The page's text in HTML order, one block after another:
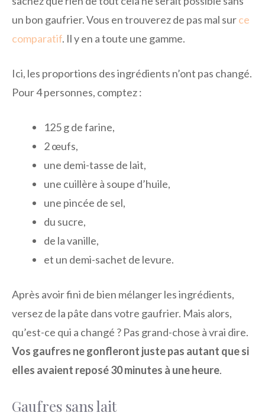
un bon gaufrier. Vous en trouverez de pas mal surce
comparatif. Il y en a toute une gamme.
Ici, les proportions des ingrédients n’ont pas changé.
Pour 4 personnes, comptez :
125 g de farine,
2 œufs,
une demi-tasse de lait,
une cuillère à soupe d’huile,
une pincée de sel,
du sucre,
de la vanille,
et un demi-sachet de levure.
Après avoir fini de bien mélanger les ingrédients,
versez de la pâte dans votre gaufrier. Mais alors,
qu’est-ce qui a changé ? Pas grand-chose à vrai dire.
Vos gaufres ne gonfleront juste pas autant que si
elles avaient reposé 30 minutes à une heure.
Gaufres sans lait